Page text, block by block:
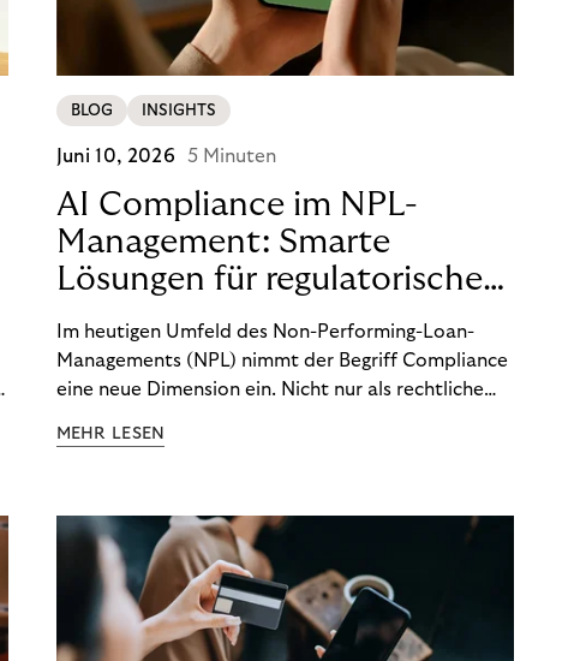
BLOG INSIGHTS
Juni 10, 2026 5 Minuten
AI Compliance im NPL-
Management: Smarte
Lösungen für regulatorische
Sicherheit
Im heutigen Umfeld des Non-Performing-Loan-
Managements (NPL) nimmt der Begriff Compliance
eine neue Dimension ein. Nicht nur als rechtliche
Wettbewerbsvorteil. In einem Umfeld steigender
(DSGVO) – geraten viele Unternehmen an die
Grenzen traditioneller Compliance-Mechanismen.
MEHR LESEN